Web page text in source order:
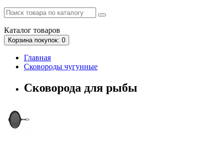
Каталог товаров
Корзинапокупок: 0
Главная
Сковороды чугунные
Сковорода для рыбы